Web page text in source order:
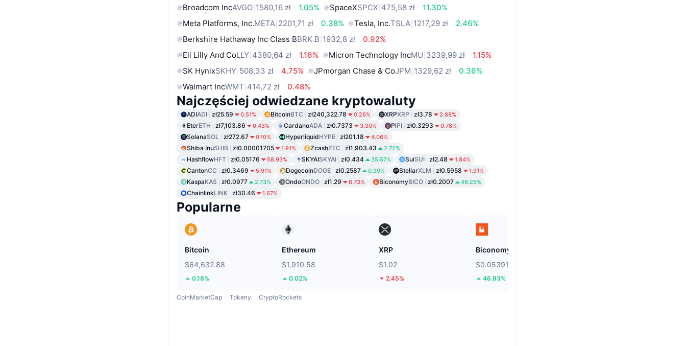
Broadcom IncAVGO 1580,16 zł 1.05% SpaceXSPCX 475,58 zł
11.30%
Meta Platforms, Inc.META 2201,71 zł 0.38% Tesla, Inc.TSLA 1217,29 zł
2.46%
Berkshire Hathaway Inc Class BBRK.B 1932,8 zł
0.92%
Eli Lilly And CoLLY 4380,64 zł 1.16% Micron Technology IncMU 3239,99 zł
1.15%
SK HynixSKHY 508,33 zł 4.75% JPmorgan Chase & CoJPM 1329,62 zł
0.36%
Walmart IncWMT 414,72 zł 0.48%
Najczęściej odwiedzane kryptowaluty
ADIADI zł25.59 0.51% BitcoinBTC zł240,322.78 0.26% XRPXRP zł3.78 2.88%
EterETH zł7,103.86 0.43% CardanoADA zł0.7373 3.30% PiPI zł0.3293 0.78%
SolanaSOL zł272.67 0.10% HyperliquidHYPE zł201.18 4.06%
Shiba InuSHIB zł0.00001705 1.91% ZcashZEC zł1,903.43 2.72%
HashflowHFT zł0.05176 58.93% SKYAISKYAI zł0.434 35.57% SuiSUI zł2.48 1.84%
CantonCC zł0.3469 5.91% DogecoinDOGE zł0.2587 0.39% StellarXLM zł0.5958 1.91%
KaspaKAS zł0.0977 2.73% OndoONDO zł1.29 6.73% BiconomyBICO zł0.2007 46.25%
ChainlinkLINK zł30.46 1.67%
Popularne
Bitcoin
$64,632.88
0.18%
Ethereum
$1,910.58
0.02%
XRP
$1.02
2.45%
Biconomy
$0.05391
46.93%
CoinMarketCap Tokeny CryptoRockets